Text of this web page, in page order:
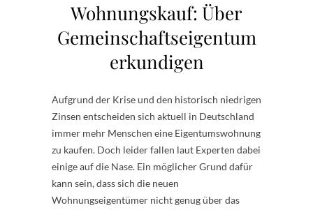
Wohnungskauf: Über
Gemeinschaftseigentum
erkundigen
Aufgrund der Krise und den historisch niedrigen
Zinsen entscheiden sich aktuell in Deutschland
immer mehr Menschen eine Eigentumswohnung
zu kaufen. Doch leider fallen laut Experten dabei
einige auf die Nase. Ein möglicher Grund dafür
kann sein, dass sich die neuen
Wohnungseigentümer nicht genug über das